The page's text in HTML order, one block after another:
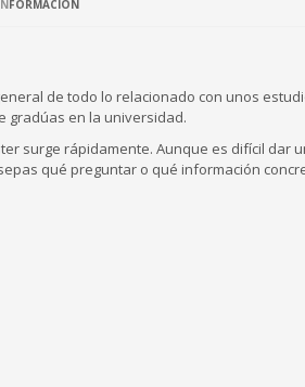
FORMACIÓN
de todo lo relacionado con unos
gradúas en la universidad.
surge rápidamente. Aunque es difícil dar
qué preguntar o qué información